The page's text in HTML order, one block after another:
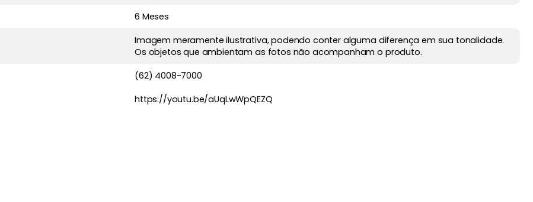
6 Meses
Imagem meramente ilustrativa, podendo conter alguma diferença em sua tonalidade.
Os objetos que ambientam as fotos não acompanham o produto.
(62) 4008-7000
https://youtu.be/aUqLwWpQEZQ